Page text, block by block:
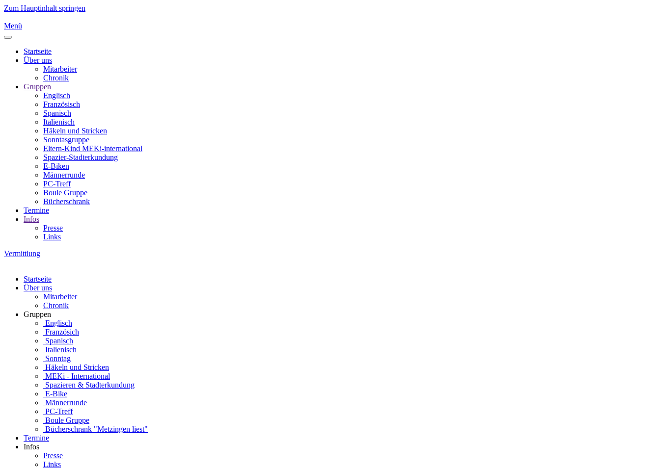
Zum Hauptinhalt springen
Menü
Startseite
Über uns
Mitarbeiter
Chronik
Gruppen
Englisch
Französisch
Spanisch
Italienisch
Häkeln und Stricken
Sonntasgruppe
Eltern-Kind MEKi-international
Spazier-Stadterkundung
E-Biken
Männerrunde
PC-Treff
Boule Gruppe
Bücherschrank
Termine
Infos
Presse
Links
Vermittlung
Startseite
Über uns
Mitarbeiter
Chronik
Gruppen
Englisch
Französich
Spanisch
Italienisch
Sonntag
Häkeln und Stricken
MEKi - International
Spazieren & Stadterkundung
E-Bike
Männerrunde
PC-Treff
Boule Gruppe
Bücherschrank "Metzingen liest"
Termine
Infos
Presse
Links